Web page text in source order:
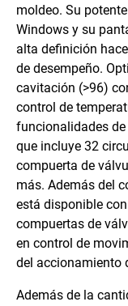
moldeo. Su
Windows y su
alta definición
de desempeño.
cavitación (>96)
control de
funcionalidades
que incluye 32
compuerta de
más. Además del
está disponible
compuertas de
en control de
del accionamiento
Además de la